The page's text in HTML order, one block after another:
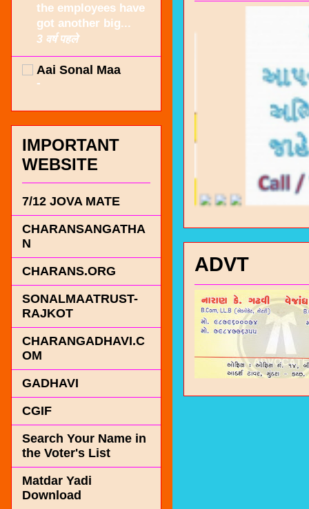
ADVT
the employees have
got another big...
3 वर्ष पहले
Aai Sonal Maa
-
IMPORTANT
WEBSITE
7/12 JOVA MATE
CHARANSANGATHA
N
CHARANS.ORG
SONALMAATRUST-
RAJKOT
CHARANGADHAVI.C
OM
GADHAVI
CGIF
Search Your Name in
the Voter's List
Matdar Yadi
Download